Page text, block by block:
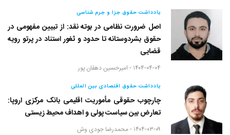
یادداشت حقوق جزا و جرم شناسی
اصل ضرورت نظامی در بوته نقد: از تبیین مفهومی در
حقوق بشردوستانه تا حدود و ثغور استناد در پرتو رویه
قضایی
امیرحسین دهقان پور
یادداشت حقوق اقتصادی بین المللی
چارچوب حقوقی مأموریت اقلیمی بانک مرکزی اروپا:
تعارض بین سیاست پولی و اهداف محیط زیستی
۱۴۰۴-۰۳-۰۹ - محمدرضا جودی وش